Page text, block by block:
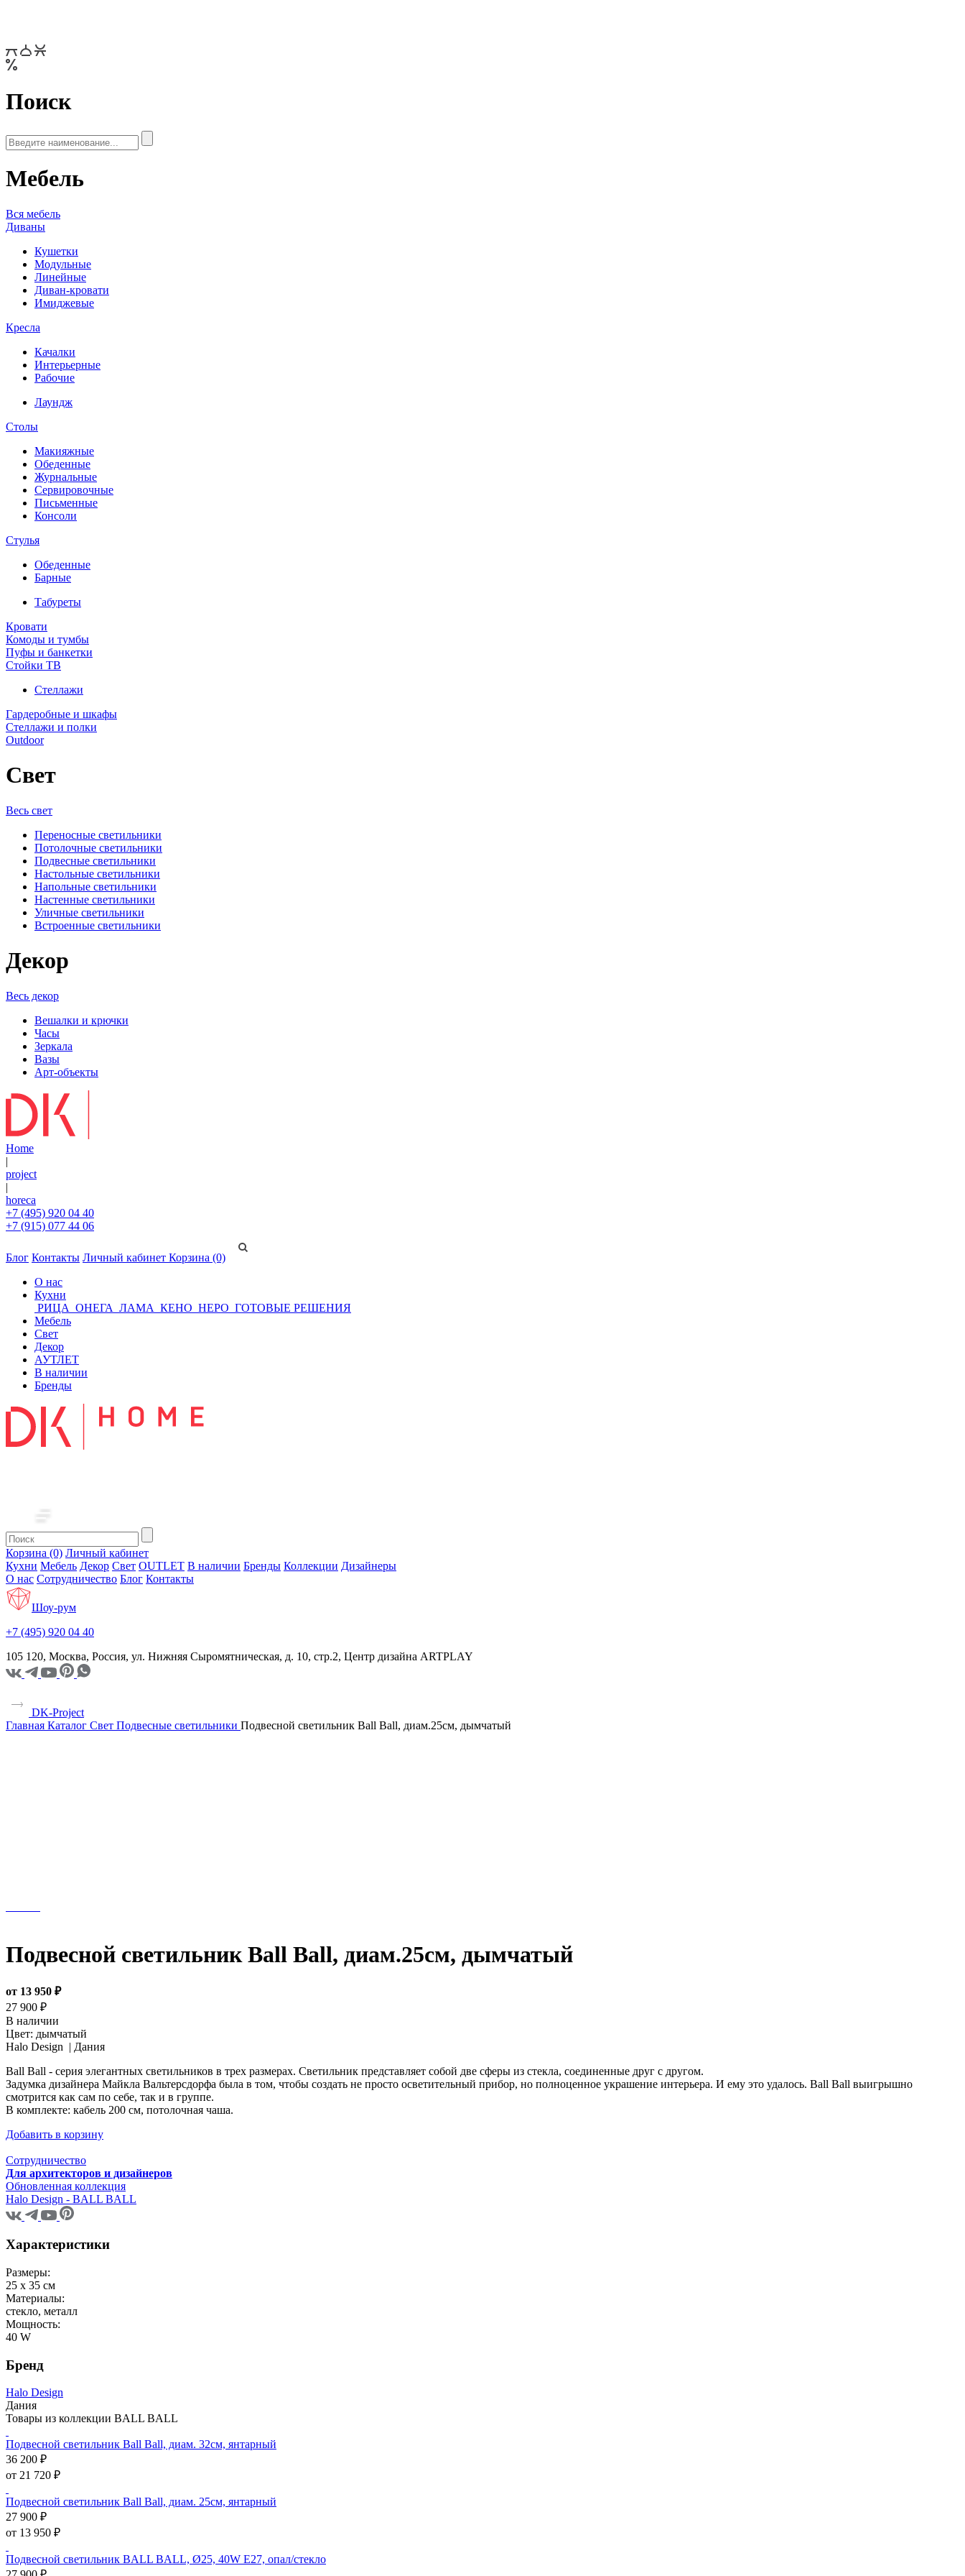
Поиск
Мебель
Вся мебель
Диваны
Кушетки
Модульные
Линейные
Диван-кровати
Имиджевые
Кресла
Качалки
Интерьерные
Рабочие
Лаундж
Столы
Макияжные
Обеденные
Журнальные
Сервировочные
Письменные
Консоли
Стулья
Обеденные
Барные
Табуреты
Кровати
Комоды и тумбы
Пуфы и банкетки
Стойки ТВ
Стеллажи
Гардеробные и шкафы
Стеллажи и полки
Outdoor
Свет
Весь свет
Переносные светильники
Потолочные светильники
Подвесные светильники
Настольные светильники
Напольные светильники
Настенные светильники
Уличные светильники
Встроенные светильники
Декор
Весь декор
Вешалки и крючки
Часы
Зеркала
Вазы
Арт-объекты
Home
|
project
|
horeca
+7 (495) 920 04 40
+7 (915) 077 44 06
Блог Контакты Личный кабинет Корзина (0)
О нас
Кухни
РИЦА ОНЕГА ЛАМА КЕНО НЕРО ГОТОВЫЕ РЕШЕНИЯ
Мебель
Свет
Декор
АУТЛЕТ
В наличии
Бренды
Корзина (0) Личный кабинет
Кухни Мебель Декор Свет OUTLET В наличии Бренды Коллекции Дизайнеры
О нас Сотрудничество Блог Контакты
Шоу-рум
+7 (495) 920 04 40
105 120, Москва, Россия, ул. Нижняя Сыромятническая, д. 10, стр.2, Центр дизайна ARTPLAY
DK-Project
Главная Каталог Свет Подвесные светильники Подвесной светильник Ball Ball, диам.25см, дымчатый
Подвесной светильник Ball Ball, диам.25см, дымчатый
от 13 950 ₽
27 900 ₽
В наличии
Цвет: дымчатый
Halo Design | Дания
Ball Ball - cерия элегантных светильников в трех размерах. Светильник представляет собой две сферы из стекла, соединенные друг с другом.
Задумка дизайнера Майкла Вальтерсдорфа была в том, чтобы создать не просто осветительный прибор, но полноценное украшение интерьера. И ему это удалось. Ball Ball выигрышно
смотрится как сам по себе, так и в группе.
В комплекте: кабель 200 см, потолочная чаша.
Добавить в корзину
Сотрудничество
Для архитекторов и дизайнеров
Обновленная коллекция
Halo Design - BALL BALL
Характеристики
Размеры:
25 х 35 см
Материалы:
стекло, металл
Мощность:
40 W
Бренд
Halo Design
Дания
Товары из коллекции BALL BALL
Подвесной светильник Ball Ball, диам. 32см, янтарный
36 200 ₽
от 21 720 ₽
Подвесной светильник Ball Ball, диам. 25см, янтарный
27 900 ₽
от 13 950 ₽
Подвесной светильник BALL BALL, Ø25, 40W E27, опал/стекло